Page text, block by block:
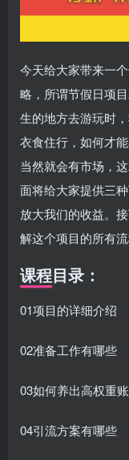
今天给大家带来一
略，所谓节假日项
生的地方去游玩时
衣食住行，如何才
当然就会有市场，
面将给大家提供三
放大我们的收益。
解这个项目的所有流
课程目录：
01项目的详细介绍
02准备工作有哪些
03如何养出高权重
04引流方案有哪些